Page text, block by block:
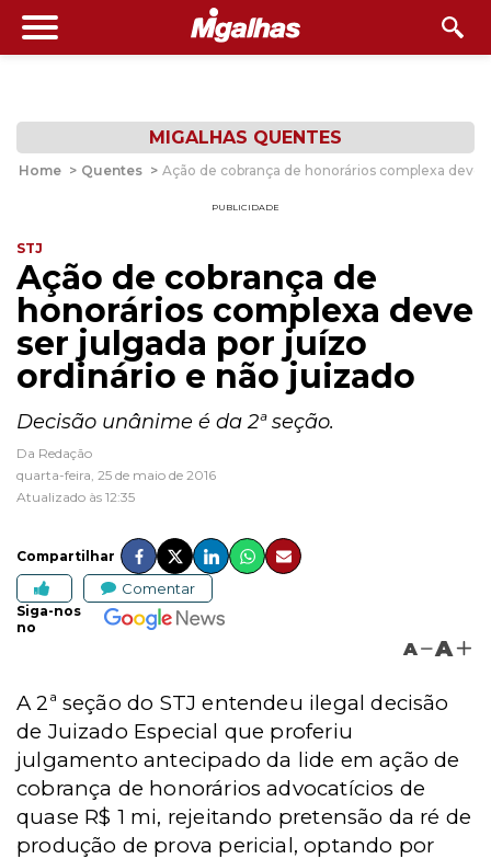
MIGALHAS QUENTES
Home > Quentes > Ação de cobrança de honorários complexa
PUBLICIDADE
STJ
Ação de cobrança de
honorários complexa deve
ser julgada por juízo
ordinário e não juizado
Decisão unânime é da 2ª seção.
Da Redação
quarta-feira, 25 de maio de 2016
Atualizado às 12:35
Compartilhar
Comentar
Siga-nos
no
A A
A 2ª seção do STJ entendeu ilegal decisão
de Juizado Especial que proferiu
julgamento antecipado da lide em ação de
cobrança de honorários advocatícios de
quase R$ 1 mi, rejeitando pretensão da ré de
produção de prova pericial, optando por